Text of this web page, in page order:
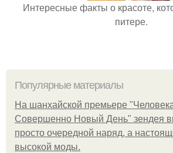
Интересные факты о красоте,
питере.
Популярные материалы
На шанхайской премьере
Совершенно Новый День" зендея
просто очередной наряд, а
высокой моды.